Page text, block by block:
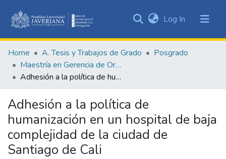
&
Collections
All of DSpace
Statistics
Log In (current)
Home A. Tesis y Trabajos de Grado
Posgrado
Maestría en Gerencia de Organizaciones de Salud
Adhesión a la política de humanización en un hospital de baja complejidad de la ciudad de Santiago de Cali
Adhesión a la política de
humanización en un hospital de baja
complejidad de la ciudad de
Santiago de Cali